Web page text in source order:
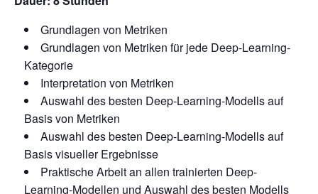
Grundlagen von Metriken
Grundlagen von Metriken für jede Deep-Learning-
Kategorie
Interpretation von Metriken
Auswahl des besten Deep-Learning-Modells auf
Basis von Metriken
Auswahl des besten Deep-Learning-Modells auf
Basis visueller Ergebnisse
Praktische Arbeit an allen trainierten Deep-
Learning-Modellen und Auswahl des besten Modells